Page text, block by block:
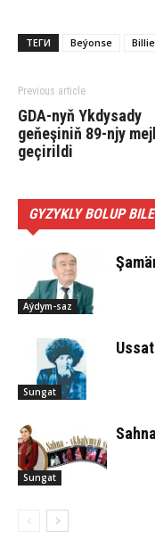
ТЕГИ Beýonse
Previous article
GDA-nyň Ykdysady
geňeşiniň 89-njy
geçirildi
GYZYKLY BOLUP
Aýdym-saz
Sungat
Sungat